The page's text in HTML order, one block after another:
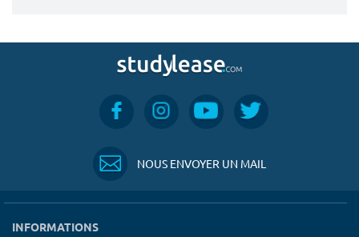
NOUS ENVOYER UN MAIL
INFORMATIONS